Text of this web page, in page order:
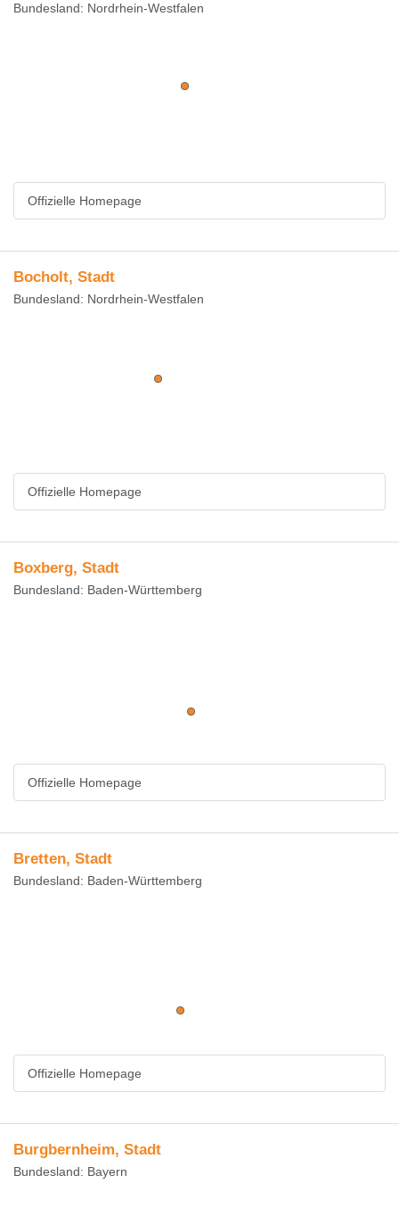
Bundesland: Nordrhein-Westfalen
Offizielle Homepage
Bocholt, Stadt
Bundesland: Nordrhein-Westfalen
Offizielle Homepage
Boxberg, Stadt
Bundesland: Baden-Württemberg
Offizielle Homepage
Bretten, Stadt
Bundesland: Baden-Württemberg
Offizielle Homepage
Burgbernheim, Stadt
Bundesland: Bayern